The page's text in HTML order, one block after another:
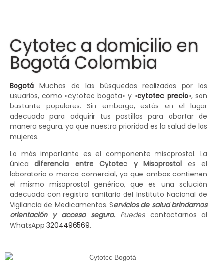
Cytotec a domicilio en
Bogotá Colombia
Bogotá Muchas de las búsquedas realizadas por los
usuarios, como «cytotec bogota» y «cytotec precio«, son
bastante populares. Sin embargo, estás en el lugar
adecuado para adquirir tus pastillas para abortar de
manera segura, ya que nuestra prioridad es la salud de las
mujeres.
Lo más importante es el componente misoprostol. La
únicadiferencia entre Cytotec y Misoprostol es el
laboratorio o marca comercial, ya que ambos contienen
el mismo misoprostol genérico, que es una solución
adecuada con registro sanitario del Instituto Nacional de
Vigilancia de Medicamentos. Servicios de salud brindamos
orientación y acceso seguro. Puedescontactarnos al
WhatsApp 3204496569.